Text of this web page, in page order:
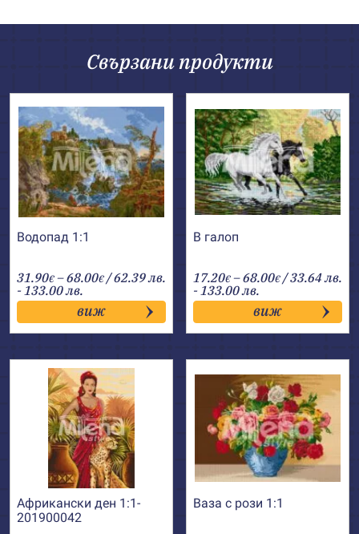
Свързани продукти
Водопад 1:1
31.90€ –68.00€Price
range:
31.90€
through
68.00€
/ 62.39 лв.
- 133.00 лв.
виж
В галоп
17.20€ –68.00€Price
range:
17.20€
through
68.00€
/ 33.64 лв.
- 133.00 лв.
виж
Африкански ден 1:1-
201900042
Ваза с рози 1:1